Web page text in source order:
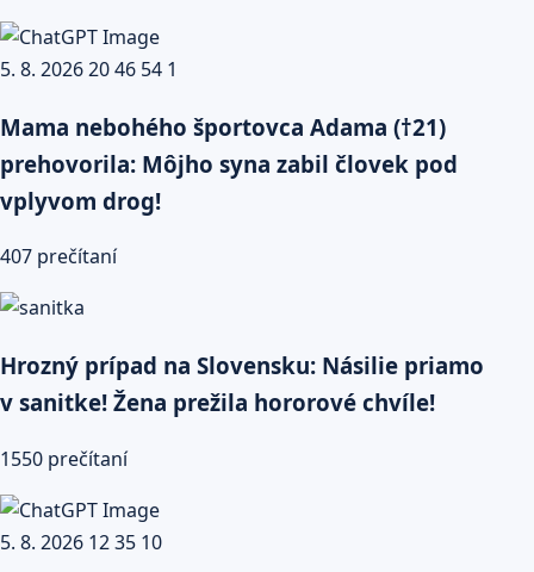
Mama nebohého športovca Adama (†21)
prehovorila: Môjho syna zabil človek pod
vplyvom drog!
407 prečítaní
Hrozný prípad na Slovensku: Násilie priamo
v sanitke! Žena prežila hororové chvíle!
1550 prečítaní